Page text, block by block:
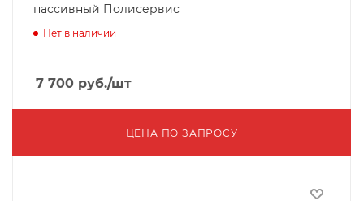
пассивный Полисервис
Нет в наличии
7 700 руб./шт
ЦЕНА ПО ЗАПРОСУ